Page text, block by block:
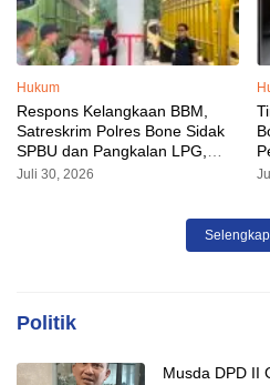
Hukum
Respons Kelangkaan BBM,
Satreskrim Polres Bone Sidak
SPBU dan Pangkalan LPG,
AKP Alvin Aji Imbau Pengelola
Juli 30, 2026
Politik
Musda DPD II